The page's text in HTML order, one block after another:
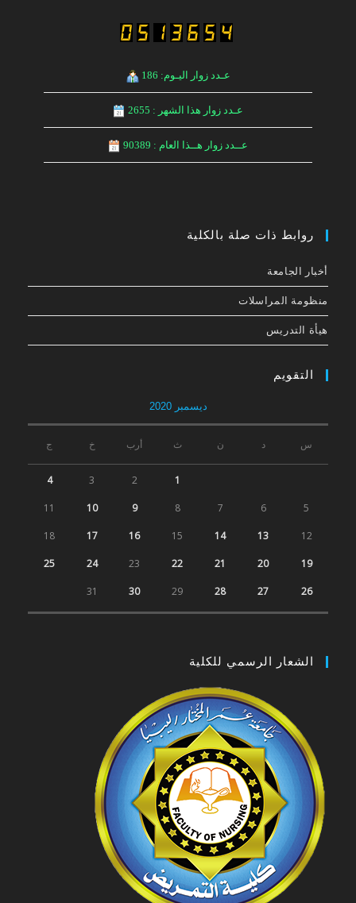
عـدد زوار اليـوم: 186
عـدد زوار هذا الشهر : 2655
عــدد زوار هــذا العام : 90389
روابط ذات صلة بالكلية
أخبار الجامعة
منظومة المراسلات
هيأة التدريس
التقويم
ديسمبر 2020
س د ن ث أرب خ ج
1
2
3
4
5
6
7
8
9
10
11
12
13
14
15
16
17
18
19
20
21
22
23
24
25
26
27
28
29
30
31
الشعار الرسمي للكلية